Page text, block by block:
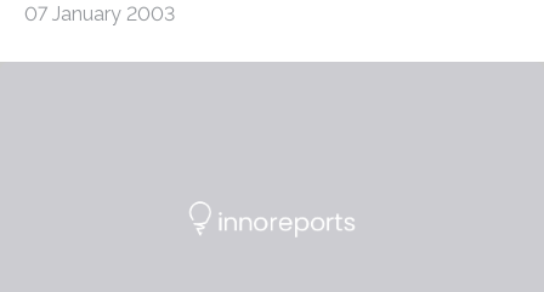
07 January 2003